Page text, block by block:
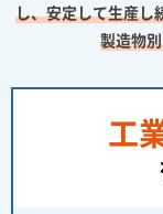
し、安定して生産し
製造物
工